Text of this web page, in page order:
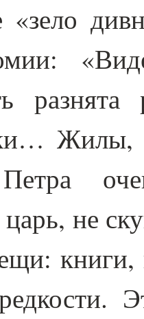
«зело
не